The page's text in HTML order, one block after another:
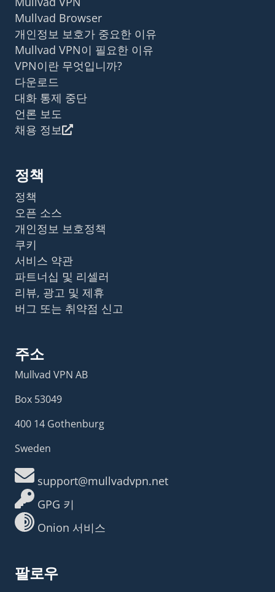
Mullvad Browser
개인정보 보호가 중요한 이유
Mullvad VPN이 필요한 이유
VPN이란 무엇입니까?
다운로드
대화 통제 중단
언론 보도
채용 정보
정책
정책
오픈 소스
개인정보 보호정책
쿠키
서비스 약관
파트너십 및 리셀러
리뷰, 광고 및 제휴
버그 또는 취약점 신고
주소
Mullvad VPN AB
Box 53049
400 14 Gothenburg
Sweden
support@mullvadvpn.net
GPG 키
Onion 서비스
팔로우